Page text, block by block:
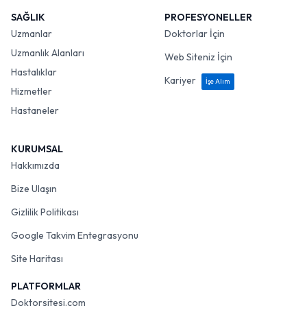
SAĞLIK
Uzmanlar
Uzmanlık Alanları
Hastalıklar
Hizmetler
Hastaneler
PROFESYONELLER
Doktorlar İçin
Web Siteniz İçin
Kariyer
İşe Alım
KURUMSAL
Hakkımızda
Bize Ulaşın
Gizlilik Politikası
Google Takvim Entegrasyonu
Site Haritası
PLATFORMLAR
Doktorsitesi.com